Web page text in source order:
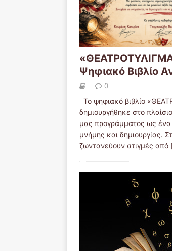
Ψηφιακό Βιβλίο
0
Το ψηφιακό βιβλίο
δημιουργήθηκε στο
μας προγράμματος ως ένα
μνήμης και δημιουργίας.
ζωντανεύουν στιγμές από